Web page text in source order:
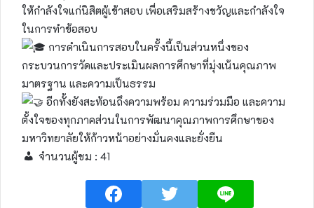
ให้กำลังใจแก่นิสิตผู้เข้าสอบ เพื่อเสริมสร้างขวัญและกำลังใจ
ในการทำข้อสอบ
การดำเนินการสอบในครั้งนี้เป็นส่วนหนึ่งของ
กระบวนการวัดและประเมินผลการศึกษาที่มุ่งเน้นคุณภาพ
มาตรฐาน และความเป็นธรรม
อีกทั้งยังสะท้อนถึงความพร้อม ความร่วมมือ และความ
ตั้งใจของทุกภาคส่วนในการพัฒนาคุณภาพการศึกษาของ
มหาวิทยาลัยให้ก้าวหน้าอย่างมั่นคงและยั่งยืน
จำนวนผู้ชม : 41